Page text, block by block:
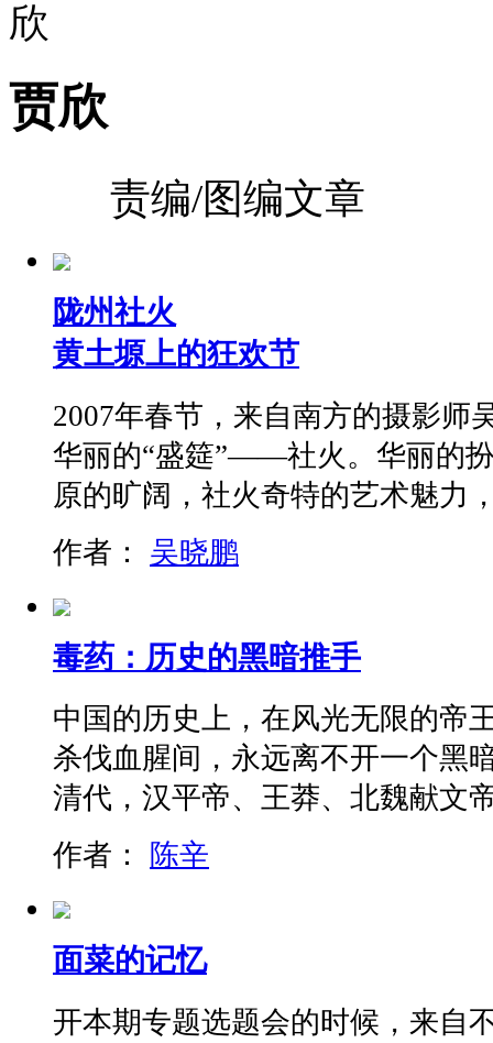
贾欣
责编/图编文章
陇州社火
黄土塬上的狂欢节
2007年春节，来自南方的摄影师
华丽的“盛筵”——社火。华丽的
原的旷阔，社火奇特的艺术魅
作者： 吴晓鹏
毒药：历史的黑暗推手
中国的历史上，在风光无限的帝
杀伐血腥间，永远离不开一个
清代，汉平帝、王莽、北魏献
作者： 陈辛
面菜的记忆
开本期专题选题会的时候，来自